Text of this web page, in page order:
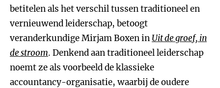
betitelen als het verschil tussen traditioneel en
vernieuwend leiderschap, betoogt
veranderkundige Mirjam Boxen in Uit de groef, in
de stroom. Denkend aan traditioneel leiderschap
noemt ze als voorbeeld de klassieke
accountancy-organisatie, waarbij de oudere